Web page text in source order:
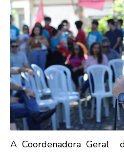
A Coordenadora Geral